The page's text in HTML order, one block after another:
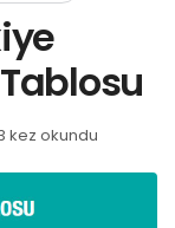
kez okundu